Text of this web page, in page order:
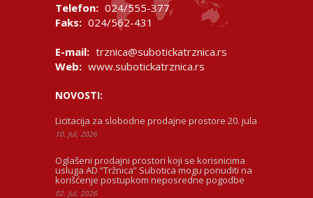
Telefon: 024/555-377
Faks: 024/562-431
E-mail: trznica@subotickatrznica.rs
Web: www.subotickatrznica.rs
NOVOSTI:
Licitacija za slobodne prodajne prostore 20. jula
10. Jul, 2026
Oglašeni prodajni prostori koji se korisnicima
usluga AD “Tržnica” Subotica mogu ponuditi na
korišćenje postupkom neposredne pogodbe
02. Jul, 2026